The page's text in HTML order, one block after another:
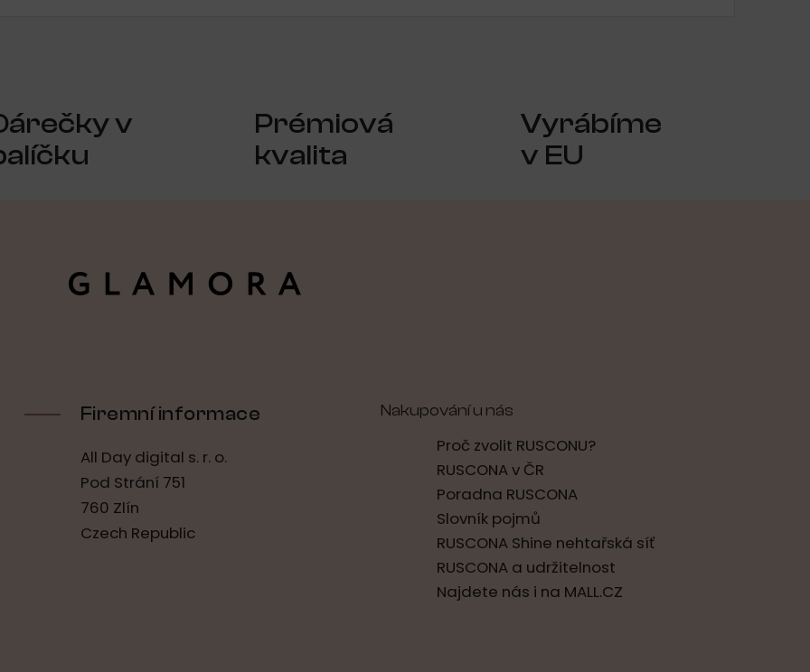
v
Prémiová
kvalita
Vyrábíme
v EU
Firemní informace
All Day digital s. r. o.
Pod Strání 751
760 Zlín
Czech Republic
Nakupování u nás
Proč zvolit RUSCONU?
RUSCONA v ČR
Poradna RUSCONA
Slovník pojmů
RUSCONA Shine nehtařská síť
RUSCONA a udržitelnost
Najdete nás i na MALL.CZ